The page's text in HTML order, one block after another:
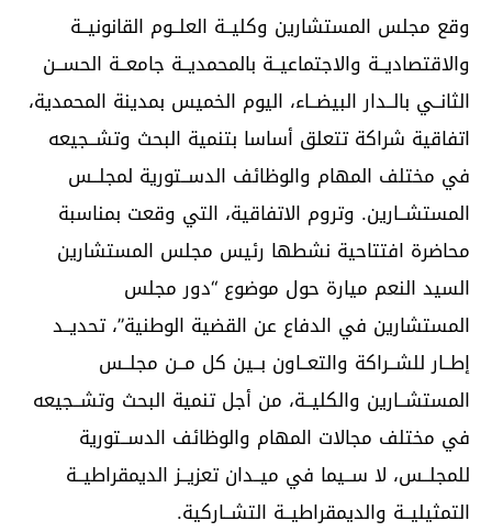
وقع مجلس المستشارين وكليــة العلــوم القانونيــة
والاقتصاديــة والاجتماعيــة بالمحمديــة جامعــة الحســن
الثانــي بالــدار البيضــاء، اليوم الخميس بمدينة المحمدية،
اتفاقية شراكة تتعلق أساسا بتنمية البحث وتشــجيعه
في مختلف المهام والوظائف الدســتورية لمجلــس
المستشــارين. وتروم الاتفاقية، التي وقعت بمناسبة
محاضرة افتتاحية نشطها رئيس مجلس المستشارين
السيد النعم ميارة حول موضوع “دور مجلس
المستشارين في الدفاع عن القضية الوطنية”، تحديــد
إطــار للشــراكة والتعــاون بــين كل مــن مجلــس
المستشــارين والكليــة، من أجل تنمية البحث وتشــجيعه
في مختلف مجالات المهام والوظائف الدســتورية
للمجلــس، لا ســيما في ميــدان تعزيــز الديمقراطيــة
التمثيليــة والديمقراطيــة التشــاركية.